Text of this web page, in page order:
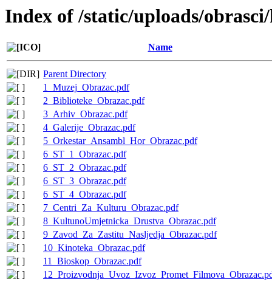
Index of /static/uploads/
Name
Parent Directory
1_Muzej_Obrazac.pdf
2_Biblioteke_Obrazac.pdf
3_Arhiv_Obrazac.pdf
4_Galerije_Obrazac.pdf
5_Orkestar_Ansambl_Hor_Obrazac.pdf
6_ST_1_Obrazac.pdf
6_ST_2_Obrazac.pdf
6_ST_3_Obrazac.pdf
6_ST_4_Obrazac.pdf
7_Centri_Za_Kulturu_Obrazac.pdf
8_KultunoUmjetnicka_Drustva_Obrazac.pdf
9_Zavod_Za_Zastitu_Nasljedja_Obrazac.pdf
10_Kinoteka_Obrazac.pdf
11_Bioskop_Obrazac.pdf